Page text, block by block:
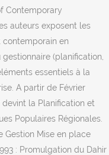
Contemporary
auteurs exposent les
en
(planification,
essentiels à la
A partir de Février
la Planification et
Populaires Régionales.
Gestion Mise en place
: Promulgation du Dahir